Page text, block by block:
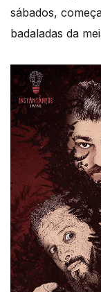
sábados,
badaladas da